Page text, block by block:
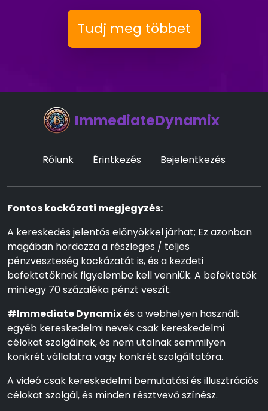
Tudj meg többet
ImmediateDynamix
Rólunk Érintkezés Bejelentkezés
Fontos kockázati megjegyzés:
A kereskedés jelentős előnyökkel járhat; Ez azonban
magában hordozza a részleges / teljes
pénzveszteség kockázatát is, és a kezdeti
befektetőknek figyelembe kell venniük. A befektetők
mintegy 70 százaléka pénzt veszít.
#Immediate Dynamixés a webhelyen használt
egyéb kereskedelmi nevek csak kereskedelmi
célokat szolgálnak, és nem utalnak semmilyen
konkrét vállalatra vagy konkrét szolgáltatóra.
A videó csak kereskedelmi bemutatási és illusztrációs
célokat szolgál, és minden résztvevő színész.